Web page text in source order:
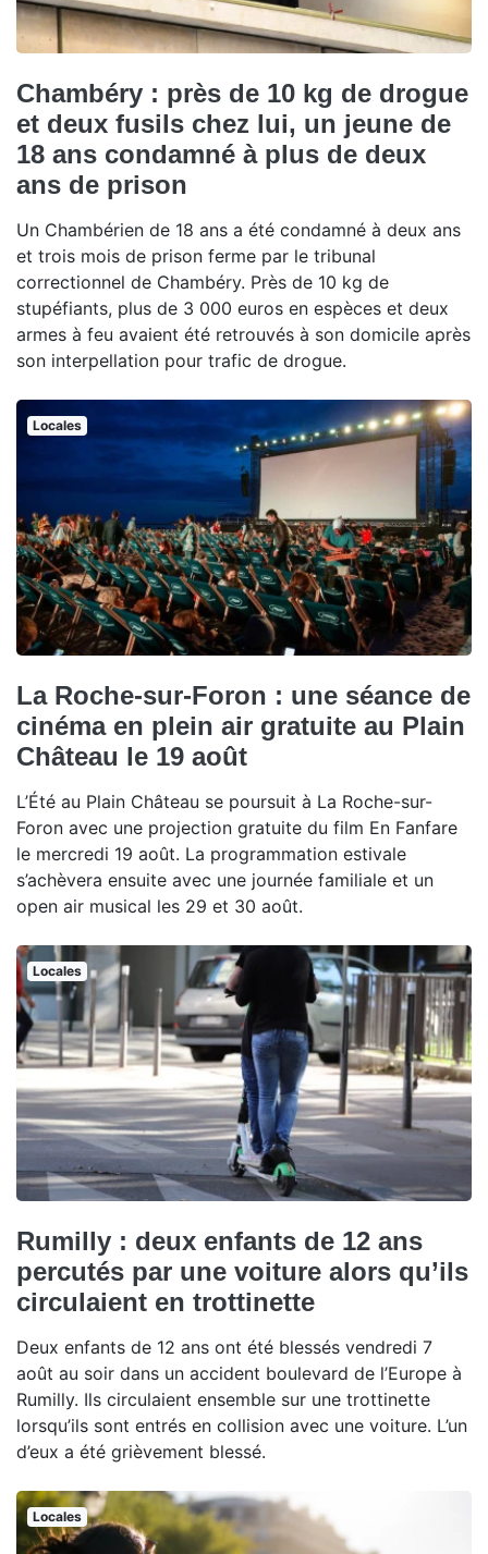
Chambéry : près de 10 kg de drogue
et deux fusils chez lui, un jeune de
18 ans condamné à plus de deux
ans de prison
Un Chambérien de 18 ans a été condamné à deux ans
et trois mois de prison ferme par le tribunal
correctionnel de Chambéry. Près de 10 kg de
stupéfiants, plus de 3 000 euros en espèces et deux
armes à feu avaient été retrouvés à son domicile après
son interpellation pour trafic de drogue.
Locales
La Roche-sur-Foron : une séance de
cinéma en plein air gratuite au Plain
Château le 19 août
L’Été au Plain Château se poursuit à La Roche-sur-
Foron avec une projection gratuite du film En Fanfare
le mercredi 19 août. La programmation estivale
s’achèvera ensuite avec une journée familiale et un
open air musical les 29 et 30 août.
Locales
Rumilly : deux enfants de 12 ans
percutés par une voiture alors qu’ils
circulaient en trottinette
Deux enfants de 12 ans ont été blessés vendredi 7
août au soir dans un accident boulevard de l’Europe à
Rumilly. Ils circulaient ensemble sur une trottinette
lorsqu’ils sont entrés en collision avec une voiture. L’un
d’eux a été grièvement blessé.
Locales